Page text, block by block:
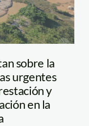
sobre la
urgentes
y
en la